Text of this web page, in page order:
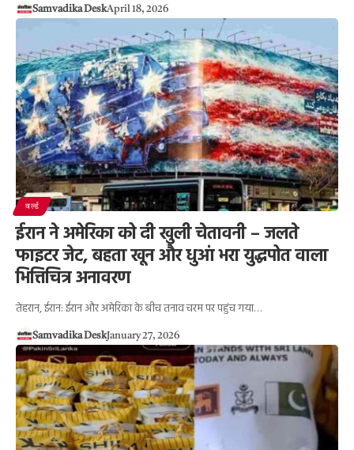
Samvadika DeskApril 18, 2026
वर्ल्ड
ईरान ने अमेरिका को दी खुली चेतावनी – जलते
फाइटर जेट, बहता खून और धुआं भरा युद्धपोत वाला
भित्तिचित्र अनावरण
तेहरान, ईरान: ईरान और अमेरिका के बीच तनाव चरम पर पहुंच गया…
Samvadika DeskJanuary 27, 2026